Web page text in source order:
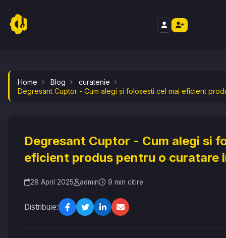
Home Blog
curatenie
Degresant Cuptor - Cum alegi si folosesti cel mai eficient
Degresant Cuptor - Cum alegi si
eficient produs pentru o curatare
28 April 2025 admin 9 min citire
Distribuie: